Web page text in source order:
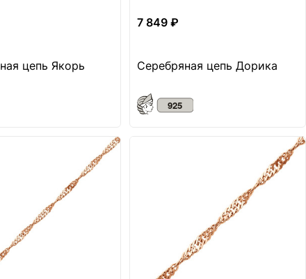
цепь Якорь
7 849 ₽
Серебряная цепь Дорика